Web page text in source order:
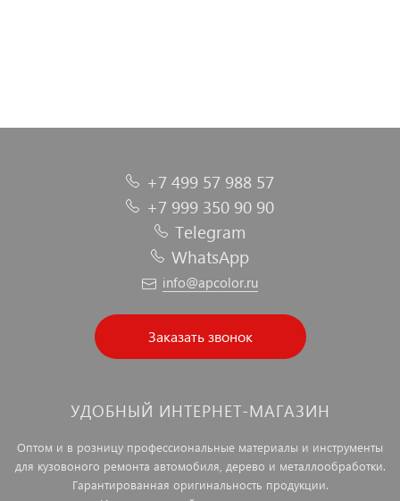
+7 499 57 988 57
+7 999 350 90 90
Telegram
WhatsApp
info@apcolor.ru
Заказать звонок
УДОБНЫЙ ИНТЕРНЕТ-МАГАЗИН
Оптом и в розницу профессиональные материалы и инструменты
для кузовоного ремонта автомобиля, дерево и металлообработки.
Гарантированная оригинальность продукции.